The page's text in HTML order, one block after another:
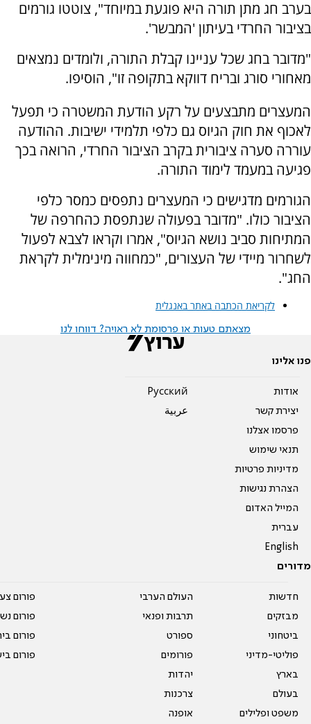
בערב חג מתן תורה היא פוגעת במיוחד", צוטטו גורמים
בציבור החרדי בעיתון 'המבשר'.
"מדובר בחג שכל עניינו קבלת התורה, ולומדים נמצאים
מאחורי סורג ובריח דווקא בתקופה זו", הוסיפו.
המעצרים מתבצעים על רקע הודעת המשטרה כי תפעל
לאכוף את חוק הגיוס גם כלפי תלמידי ישיבות. ההודעה
עוררה סערה ציבורית בקרב הציבור החרדי, הרואה בכך
פגיעה במעמד לימוד התורה.
הגורמים מדגישים כי המעצרים נתפסים כמסר כלפי
הציבור כולו. "מדובר בפעולה שנתפסת כהחרפה של
המתיחות סביב נושא הגיוס", אמרו וקראו לצבא לפעול
לשחרור מיידי של העצורים, "כמחווה מינימלית לקראת
החג".
לקריאת הכתבה באתר באנגלית
מצאתם טעות או פרסומת לא ראויה? דווחו לנו
פנו אלינו
אודות
יצירת קשר
פרסמו אצלנו
תנאי שימוש
מדיניות פרטיות
הצהרת נגישות
המייל האדום
עברית
English
Pусский
عربية
מדורים
חדשות
מבזקים
ביטחוני
פוליטי-מדיני
בארץ
בעולם
משפט ופלילים
העולם הערבי
תרבות ופנאי
ספורט
פורומים
יהדות
צרכנות
אופנה
פורום
פורום
פורום
פורום